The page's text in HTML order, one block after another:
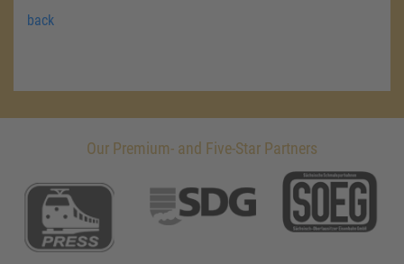
back
Our Premium- and Five-Star Partners